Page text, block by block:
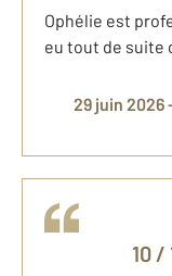
Ophélie est
eu tout de suite
29 juin 2026
10/